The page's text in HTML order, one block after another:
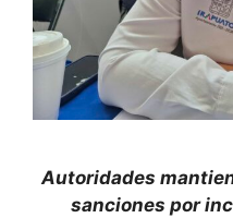
Autoridades
sanciones por